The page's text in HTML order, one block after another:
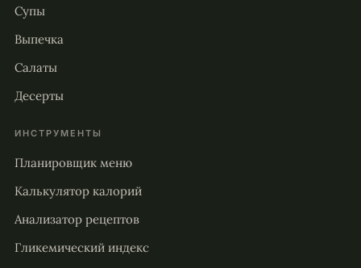
Супы
Выпечка
Салаты
Десерты
ИНСТРУМЕНТЫ
Планировщик меню
Калькулятор калорий
Анализатор рецептов
Гликемический индекс